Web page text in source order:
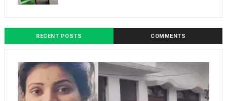
RECENT POSTS COMMENTS